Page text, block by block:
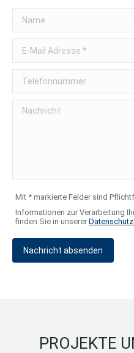
Mit * markierte Felder sind
Informationen zur Verarbeitung
finden Sie in unserer
PROJEKTE